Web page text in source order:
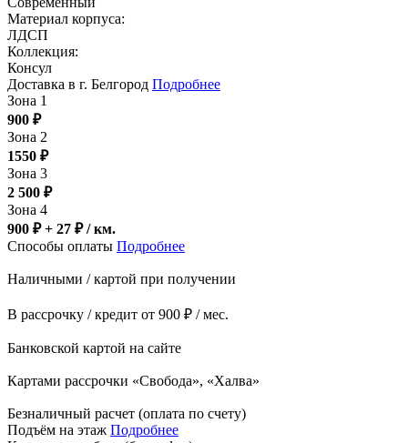
Материал корпуса:
ЛДСП
Коллекция:
Консул
Доставка в г. Белгород Подробнее
Зона 1
900 ₽
Зона 2
1550 ₽
Зона 3
2 500 ₽
Зона 4
900 ₽ + 27 ₽/ км.
Способы оплаты Подробнее
Наличными / картой при получении
В рассрочку / кредит от 900 ₽ / мес.
Банковской картой на сайте
Картами рассрочки «Свобода», «Халва»
Безналичный расчет (оплата по счету)
Подъём на этаж Подробнее